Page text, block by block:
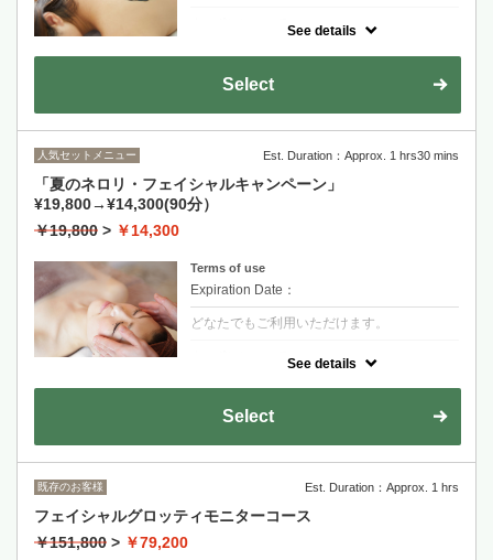
皮吸収させ、余分な水分の排泄を促します。
さらに全身&フェイスのリンパマッサージを
行い代謝アップ！
See details
Select
人気セットメニュー Est. Duration：Approx. 1 hrs30 mins
「夏のネロリ・フェイシャルキャンペーン」
¥19,800→¥14,300(90分）
￥19,800 > ￥14,300
Terms of use
Expiration Date：
どなたでもご利用いただけます。
い角質を取り除き活性化させます。美白効果
の高いカオリンパックでハリ、潤いのあるお
肌を目指します。
See details
Select
既存のお客様 Est. Duration：Approx. 1 hrs
フェイシャルグロッティモニターコース
￥151,800 > ￥79,200